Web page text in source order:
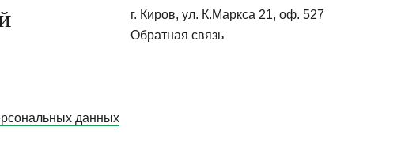
г. Киров, ул. К.Маркса 21, оф. 527
Обратная связь
данных